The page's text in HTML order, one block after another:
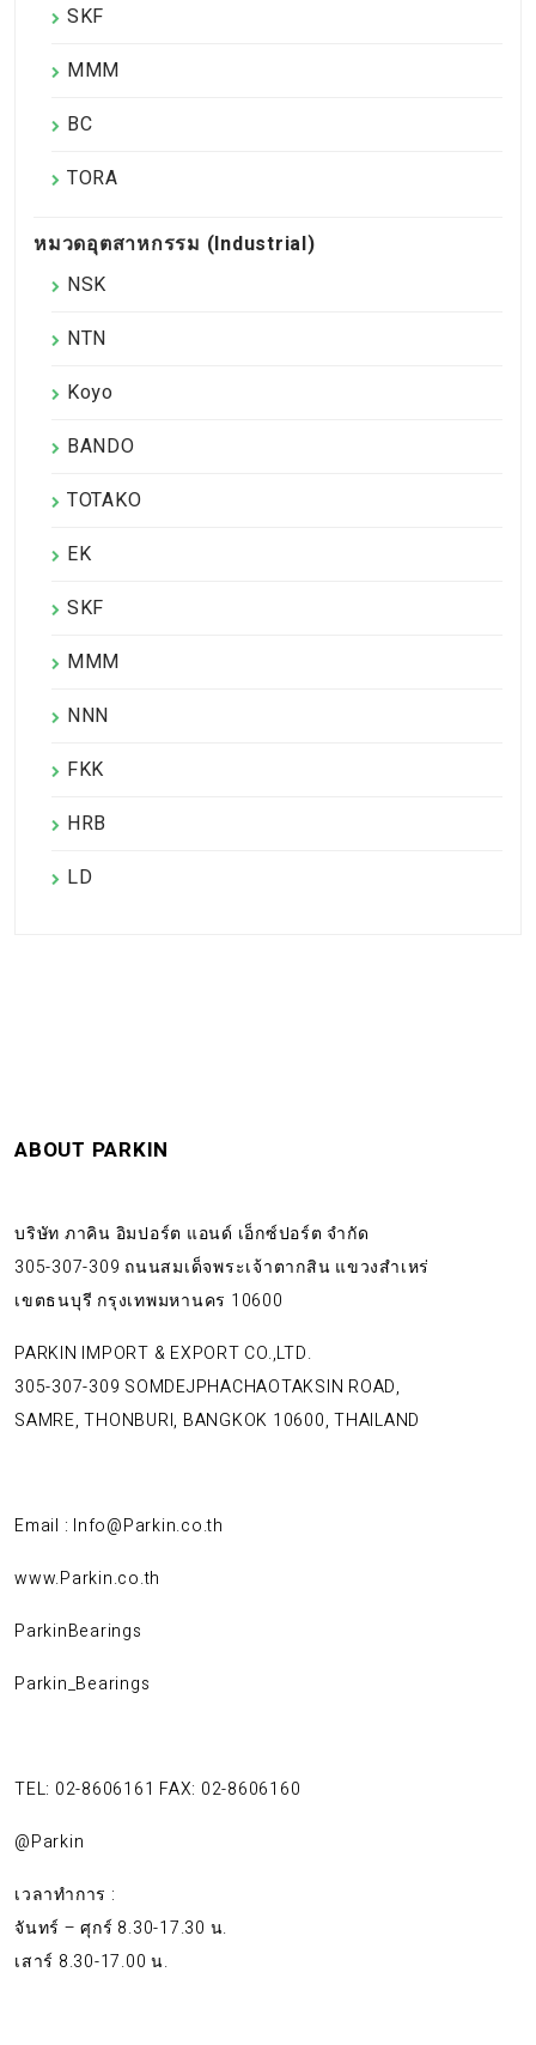
SKF
MMM
BC
TORA
หมวดอุตสาหกรรม (Industrial)
NSK
NTN
Koyo
BANDO
TOTAKO
EK
SKF
MMM
NNN
FKK
HRB
LD
ABOUT PARKIN
บริษัท ภาคิน อิมปอร์ต แอนด์ เอ็กซ์ปอร์ต จำกัด
305-307-309 ถนนสมเด็จพระเจ้าตากสิน แขวงสำเหร่
เขตธนบุรี กรุงเทพมหานคร 10600
PARKIN IMPORT & EXPORT CO.,LTD.
305-307-309 SOMDEJPHACHAOTAKSIN ROAD,
SAMRE, THONBURI, BANGKOK 10600, THAILAND
Email : Info@Parkin.co.th
www.Parkin.co.th
ParkinBearings
Parkin_Bearings
TEL: 02-8606161 FAX: 02-8606160
@Parkin
เวลาทำการ :
จันทร์ – ศุกร์ 8.30-17.30 น.
เสาร์ 8.30-17.00 น.